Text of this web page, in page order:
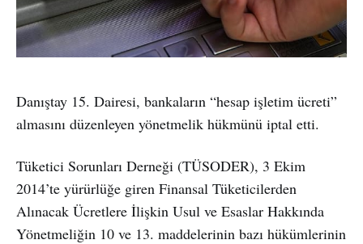
Danıştay 15. Dairesi, bankaların “hesap işletim ücreti”
almasını düzenleyen yönetmelik hükmünü iptal etti.
Tüketici Sorunları Derneği (TÜSODER), 3 Ekim
2014’te yürürlüğe giren Finansal Tüketicilerden
Alınacak Ücretlere İlişkin Usul ve Esaslar Hakkında
Yönetmeliğin 10 ve 13. maddelerinin bazı hükümlerinin